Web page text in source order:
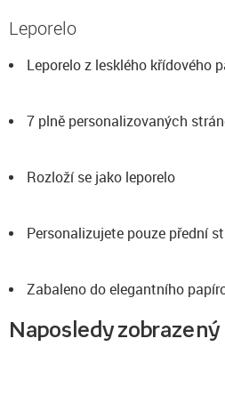
Leporelo
Leporelo z lesklého křídového
7 plně personalizovaných
Rozloží se jako leporelo
Personalizujete pouze přední
Zabaleno do elegantního
Naposledy zobrazený